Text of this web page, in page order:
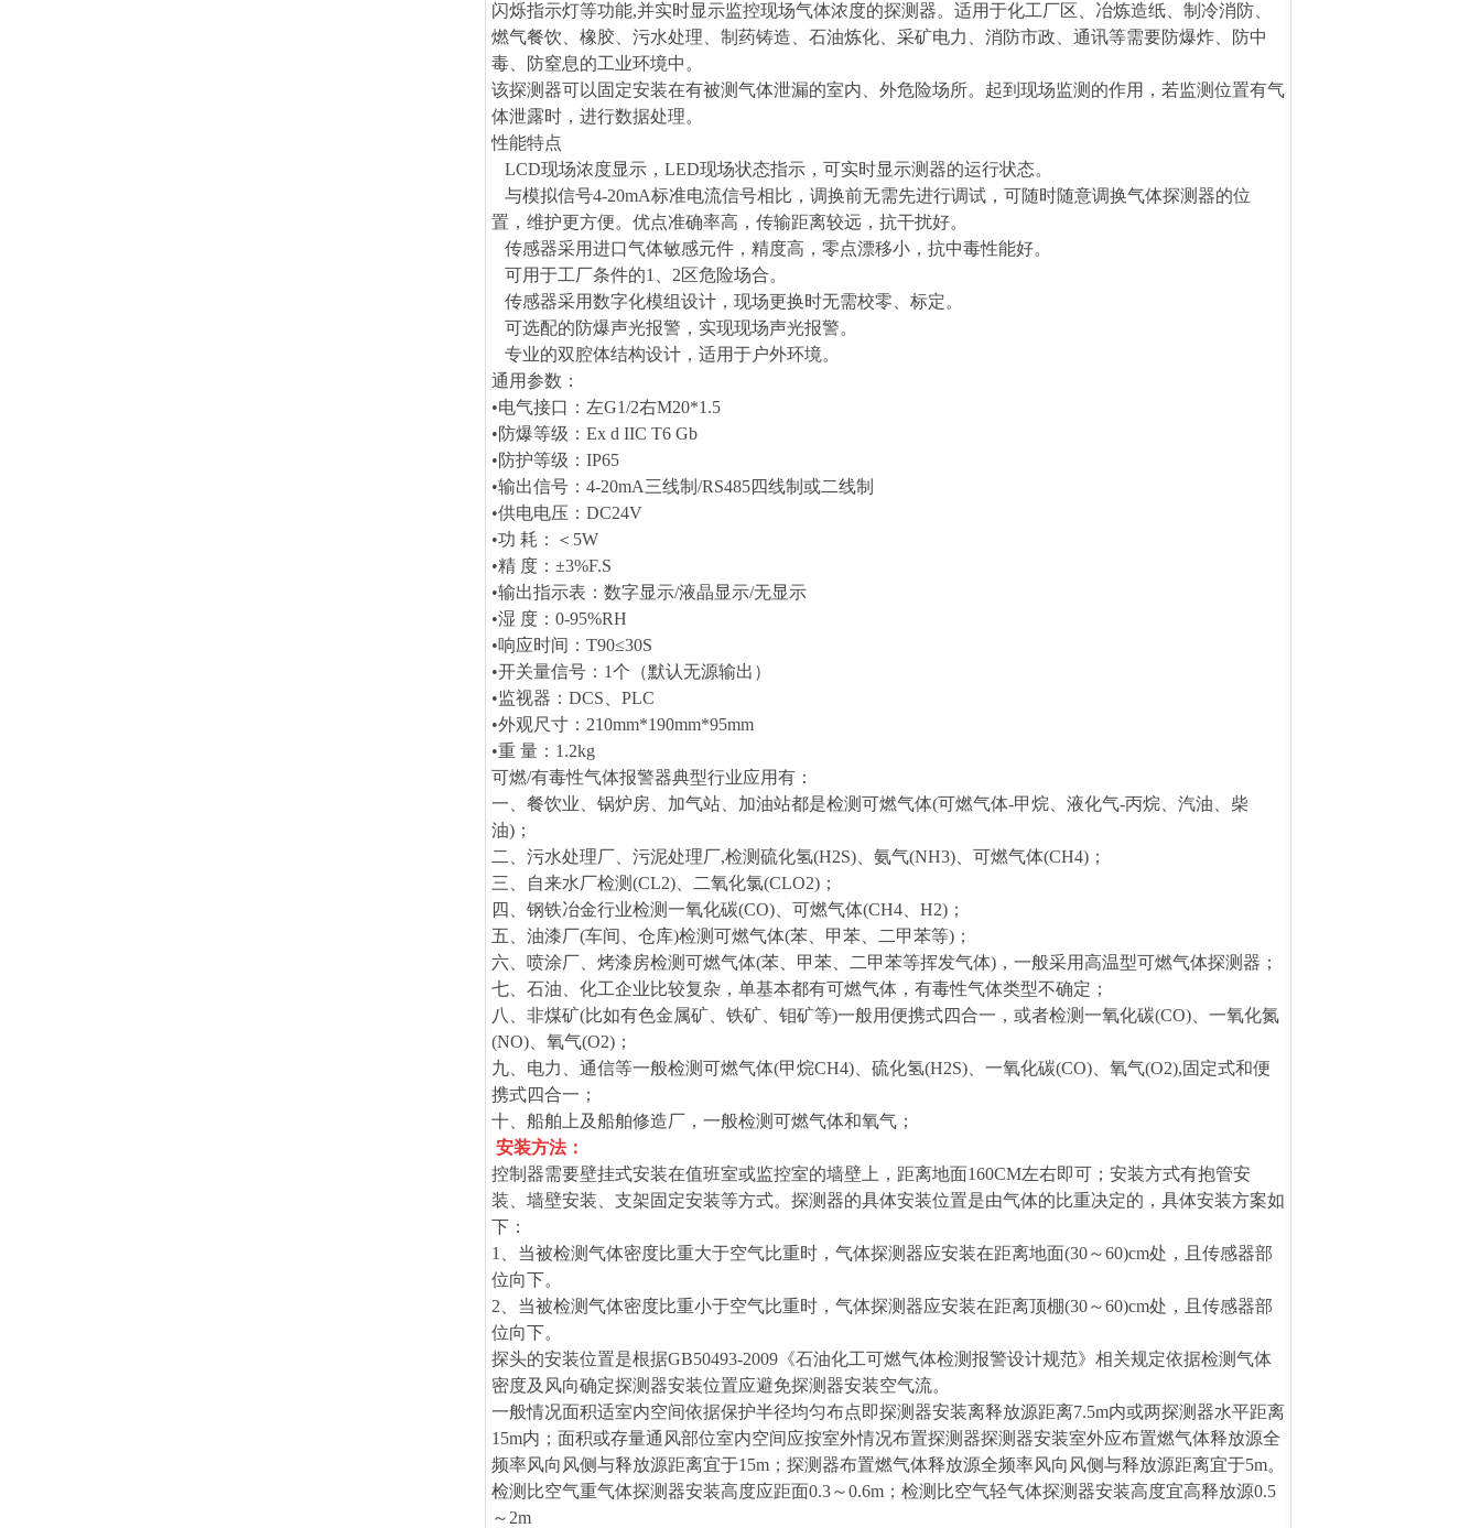
闪烁指示灯等功能,并实时显示监控现场气体浓度的探测器。适用于化工厂区、冶炼造纸、制冷消防、
燃气餐饮、橡胶、污水处理、制药铸造、石油炼化、采矿电力、消防市政、通讯等需要防爆炸、防中
毒、防窒息的工业环境中。
该探测器可以固定安装在有被测气体泄漏的室内、外危险场所。起到现场监测的作用，若监测位置有气
体泄露时，进行数据处理。
性能特点
LCD现场浓度显示，LED现场状态指示，可实时显示测器的运行状态。
与模拟信号4-20mA标准电流信号相比，调换前无需先进行调试，可随时随意调换气体探测器的位
置，维护更方便。优点准确率高，传输距离较远，抗干扰好。
传感器采用进口气体敏感元件，精度高，零点漂移小，抗中毒性能好。
可用于工厂条件的1、2区危险场合。
传感器采用数字化模组设计，现场更换时无需校零、标定。
可选配的防爆声光报警，实现现场声光报警。
专业的双腔体结构设计，适用于户外环境。
通用参数：
•电气接口：左G1/2右M20*1.5
•防爆等级：Ex d IIC T6 Gb
•防护等级：IP65
•输出信号：4-20mA三线制/RS485四线制或二线制
•供电电压：DC24V
•功 耗：＜5W
•精 度：±3%F.S
•输出指示表：数字显示/液晶显示/无显示
•湿 度：0-95%RH
•响应时间：T90≤30S
•开关量信号：1个（默认无源输出 ）
•监视器：DCS、PLC
•外观尺寸：210mm*190mm*95mm
•重 量：1.2kg
可燃/有毒性气体报警器典型行业应用有：
一、餐饮业、锅炉房、加气站、加油站都是检测可燃气体(可燃气体-甲烷、液化气-丙烷、汽油、柴
油)；
二、污水处理厂、污泥处理厂,检测硫化氢(H2S)、氨气(NH3)、可燃气体(CH4)；
三、自来水厂检测(CL2)、二氧化氯(CLO2)；
四、钢铁冶金行业检测一氧化碳(CO)、可燃气体(CH4、H2)；
五、油漆厂(车间、仓库)检测可燃气体(苯、甲苯、二甲苯等)；
六、喷涂厂、烤漆房检测可燃气体(苯、甲苯、二甲苯等挥发气体)，一般采用高温型可燃气体探测器；
七、石油、化工企业比较复杂，单基本都有可燃气体，有毒性气体类型不确定；
八、非煤矿(比如有色金属矿、铁矿、钼矿等)一般用便携式四合一，或者检测一氧化碳(CO)、一氧化氮
(NO)、氧气(O2)；
九、电力、通信等一般检测可燃气体(甲烷CH4)、硫化氢(H2S)、一氧化碳(CO)、氧气(O2),固定式和便
携式四合一；
十、船舶上及船舶修造厂，一般检测可燃气体和氧气；
安装方法：
控制器需要壁挂式安装在值班室或监控室的墙壁上，距离地面160CM左右即可；安装方式有抱管安
装、墙壁安装、支架固定安装等方式。探测器的具体安装位置是由气体的比重决定的，具体安装方案如
下：
1、当被检测气体密度比重大于空气比重时，气体探测器应安装在距离地面(30～60)cm处，且传感器部
位向下。
2、当被检测气体密度比重小于空气比重时，气体探测器应安装在距离顶棚(30～60)cm处，且传感器部
位向下。
探头的安装位置是根据GB50493-2009《石油化工可燃气体检测报警设计规范》相关规定依据检测气体
密度及风向确定探测器安装位置应避免探测器安装空气流。
一般情况面积适室内空间依据保护半径均匀布点即探测器安装离释放源距离7.5m内或两探测器水平距离
15m内；面积或存量通风部位室内空间应按室外情况布置探测器探测器安装室外应布置燃气体释放源全
频率风向风侧与释放源距离宜于15m；探测器布置燃气体释放源全频率风向风侧与释放源距离宜于5m。
检测比空气重气体探测器安装高度应距面0.3～0.6m；检测比空气轻气体探测器安装高度宜高释放源0.5
～2m